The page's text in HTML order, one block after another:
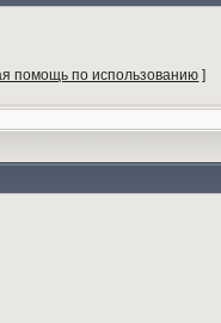
помощь по использованию ]